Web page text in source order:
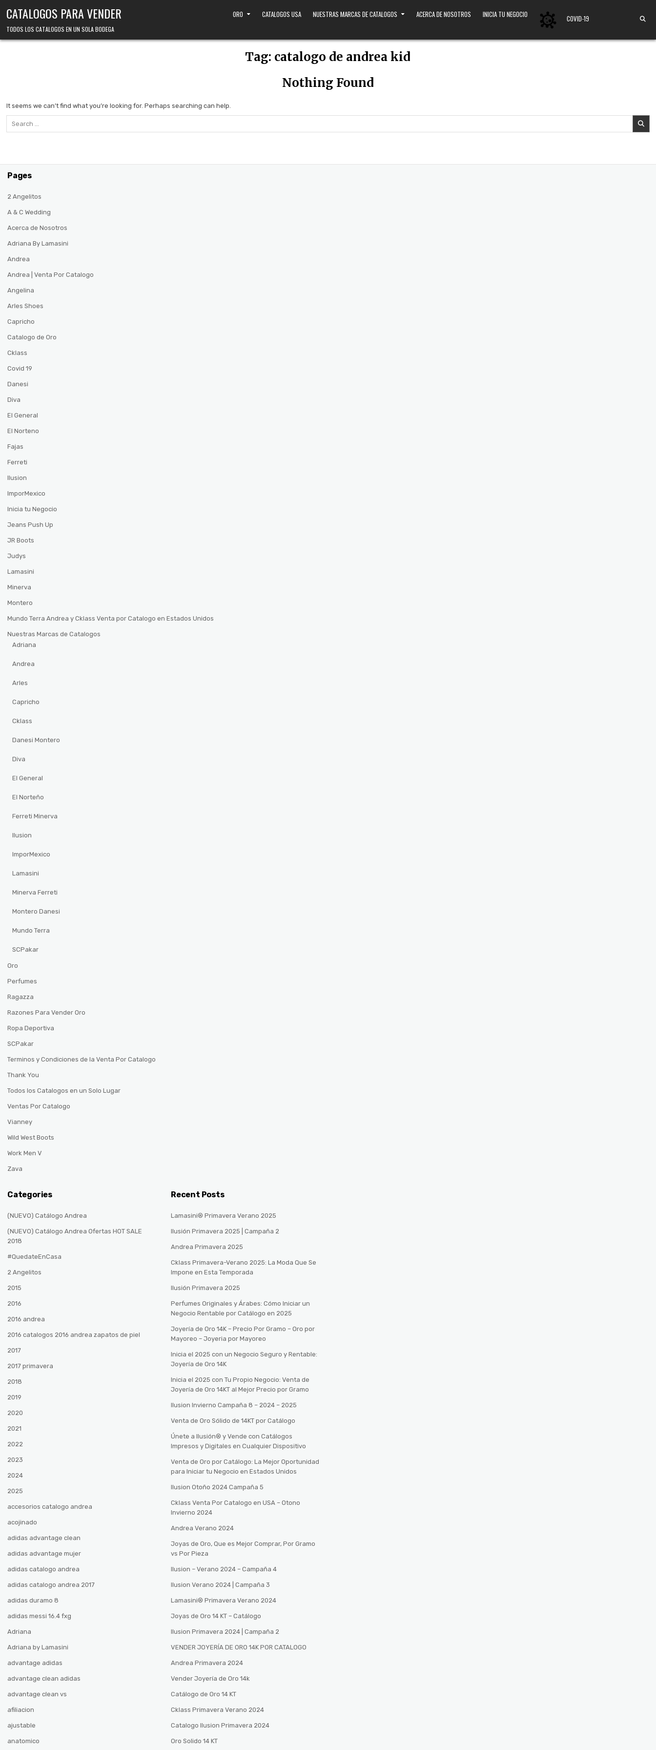
CATALOGOS PARA VENDER
TODOS LOS CATALOGOS EN UN SOLA BODEGA
ORO CATALOGOS USA NUESTRAS MARCAS DE CATALOGOS ACERCA DE NOSOTROS INICIA TU NEGOCIO COVID-19
Tag: catalogo de andrea kid
Nothing Found
It seems we can’t find what you’re looking for. Perhaps searching can help.
Pages
2 Angelitos
A & C Wedding
Acerca de Nosotros
Adriana By Lamasini
Andrea
Andrea | Venta Por Catalogo
Angelina
Arles Shoes
Capricho
Catalogo de Oro
Cklass
Covid 19
Danesi
Diva
El General
El Norteno
Fajas
Ferreti
Ilusion
ImporMexico
Inicia tu Negocio
Jeans Push Up
JR Boots
Judys
Lamasini
Minerva
Montero
Mundo Terra Andrea y Cklass Venta por Catalogo en Estados Unidos
Nuestras Marcas de Catalogos
Adriana
Andrea
Arles
Capricho
Cklass
Danesi Montero
Diva
El General
El Norteño
Ferreti Minerva
Ilusion
ImporMexico
Lamasini
Minerva Ferreti
Montero Danesi
Mundo Terra
SCPakar
Oro
Perfumes
Ragazza
Razones Para Vender Oro
Ropa Deportiva
SCPakar
Terminos y Condiciones de la Venta Por Catalogo
Thank You
Todos los Catalogos en un Solo Lugar
Ventas Por Catalogo
Vianney
Wild West Boots
Work Men V
Zava
Categories
(NUEVO) Catálogo Andrea
(NUEVO) Catálogo Andrea Ofertas HOT SALE
2018
#QuedateEnCasa
2 Angelitos
2015
2016
2016 andrea
2016 catalogos 2016 andrea zapatos de piel
2017
2017 primavera
2018
2019
2020
2021
2022
2023
2024
2025
accesorios catalogo andrea
acojinado
adidas advantage clean
adidas advantage mujer
adidas catalogo andrea
adidas catalogo andrea 2017
adidas duramo 8
adidas messi 16.4 fxg
Adriana
Adriana by Lamasini
advantage adidas
advantage clean adidas
advantage clean vs
afiliacion
ajustable
anatomico
Recent Posts
Lamasini® Primavera Verano 2025
Ilusión Primavera 2025 | Campaña 2
Andrea Primavera 2025
Cklass Primavera-Verano 2025: La Moda Que Se
Impone en Esta Temporada
Ilusión Primavera 2025
Perfumes Originales y Árabes: Cómo Iniciar un
Negocio Rentable por Catálogo en 2025
Joyería de Oro 14K – Precio Por Gramo – Oro por
Mayoreo – Joyeria por Mayoreo
Inicia el 2025 con un Negocio Seguro y Rentable:
Joyería de Oro 14K
Inicia el 2025 con Tu Propio Negocio: Venta de
Joyería de Oro 14KT al Mejor Precio por Gramo
Ilusion Invierno Campaña 8 – 2024 – 2025
Venta de Oro Sólido de 14KT por Catálogo
Únete a Ilusión® y Vende con Catálogos
Impresos y Digitales en Cualquier Dispositivo
Venta de Oro por Catálogo: La Mejor Oportunidad
para Iniciar tu Negocio en Estados Unidos
Ilusion Otoño 2024 Campaña 5
Cklass Venta Por Catalogo en USA – Otono
Invierno 2024
Andrea Verano 2024
Joyas de Oro, Que es Mejor Comprar, Por Gramo
vs Por Pieza
Ilusion – Verano 2024 – Campaña 4
Ilusion Verano 2024 | Campaña 3
Lamasini®️ Primavera Verano 2024
Joyas de Oro 14 KT – Catálogo
Ilusion Primavera 2024 | Campaña 2
VENDER JOYERÍA DE ORO 14K POR CATALOGO
Andrea Primavera 2024
Vender Joyería de Oro 14k
Catálogo de Oro 14 KT
Cklass Primavera Verano 2024
Catalogo Ilusion Primavera 2024
Oro Solido 14 KT